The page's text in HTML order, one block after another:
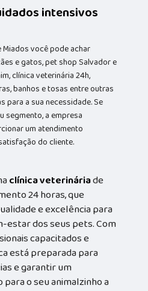
intensivos
você pode achar
e gatos, pet shop Salvador e
clínica veterinária 24h,
banhos e tosas entre outras
para a sua necessidade. Se
segmento, a empresa
um atendimento
do cliente.
clínica veterináriade
24 horas, que
e excelência para
estar dos seus pets. Com
capacitados e
está preparada para
e garantir um
o seu animalzinho a